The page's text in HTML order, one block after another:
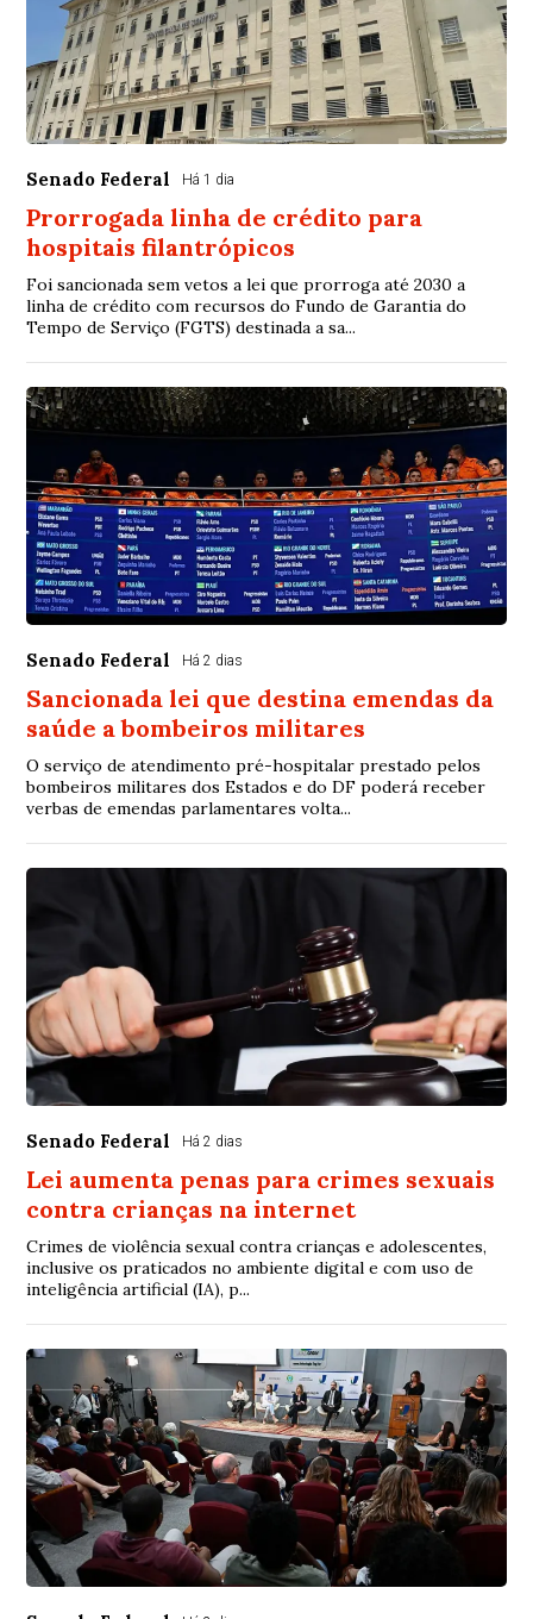
Senado Federal Há 1 dia
Prorrogada linha de crédito para
hospitais filantrópicos
Foi sancionada sem vetos a lei que prorroga até 2030 a
linha de crédito com recursos do Fundo de Garantia do
Tempo de Serviço (FGTS) destinada a sa...
Senado Federal Há 2 dias
Sancionada lei que destina emendas da
saúde a bombeiros militares
O serviço de atendimento pré-hospitalar prestado pelos
bombeiros militares dos Estados e do DF poderá receber
verbas de emendas parlamentares volta...
Senado Federal Há 2 dias
Lei aumenta penas para crimes sexuais
contra crianças na internet
Crimes de violência sexual contra crianças e adolescentes,
inclusive os praticados no ambiente digital e com uso de
inteligência artificial (IA), p...